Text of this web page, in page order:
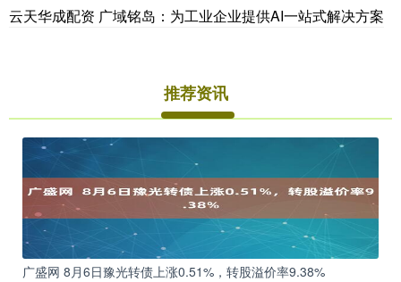
云天华成配资 广域铭岛：为工业企业提供AI一站式解决方案
推荐资讯
广盛网 8月6日豫光转债上涨0.51%，转股溢价率9.38%